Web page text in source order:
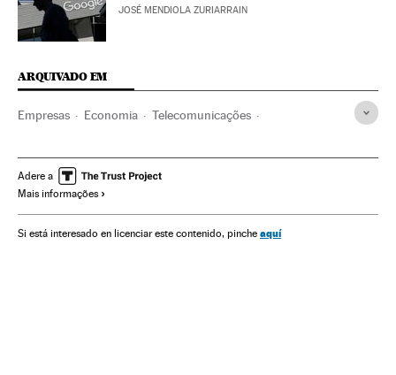
JOSÉ MENDIOLA ZURIARRAIN
ARQUIVADO EM
Empresas Economia Telecomunicações
Palestina Motores pesquisa
Internet
Adere a
Mais informações
Si está interesado en licenciar este contenido, pinche aquí